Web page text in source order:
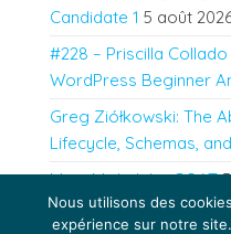
Candidate 1 5 août
#228 – Priscilla
WordPress Beginner
Greg Ziółkowski: The
Lifecycle, Schemas,
Matt: Michel the GOAT
Nous utilisons des
expérience sur notre